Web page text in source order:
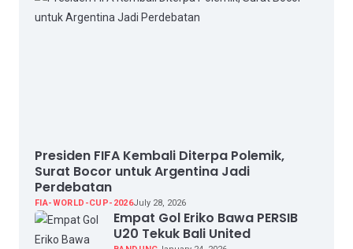
Presiden FIFA Kembali Diterpa Polemik,
Surat Bocor untuk Argentina Jadi
Perdebatan
FIA-WORLD-CUP-2026July 28, 2026
Empat Gol Eriko Bawa PERSIB
U20 Tekuk Bali United